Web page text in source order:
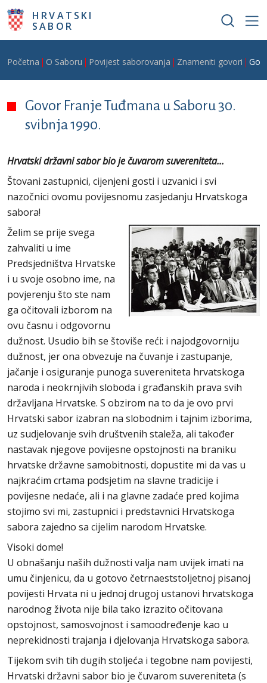
Skoči na glavni sadržaj
HRVATSKI
SABOR
Breadcrumb
Početna O Saboru Povijest saborovanja Znameniti govori
Govor Franje Tuđmana u Saboru 30.
svibnja 1990.
Hrvatski državni sabor bio je čuvarom suvereniteta...
Štovani zastupnici, cijenjeni gosti i uzvanici i svi
nazočnici ovomu povijesnomu zasjedanju Hrvatskoga
sabora!
Želim se prije svega
zahvaliti u ime
Predsjedništva Hrvatske
i u svoje osobno ime, na
povjerenju što ste nam
ga očitovali izborom na
ovu časnu i odgovornu
dužnost. Usudio bih se štoviše reći: i najodgovorniju
dužnost, jer ona obvezuje na čuvanje i zastupanje,
jačanje i osiguranje punoga suvereniteta hrvatskoga
naroda i neokrnjivih sloboda i građanskih prava svih
državljana Hrvatske. S obzirom na to da je ovo prvi
Hrvatski sabor izabran na slobodnim i tajnim izborima,
uz sudjelovanje svih društvenih staleža, ali također
nastavak njegove povijesne opstojnosti na braniku
hrvatske državne samobitnosti, dopustite mi da vas u
najkraćim crtama podsjetim na slavne tradicije i
povijesne nedaće, ali i na glavne zadaće pred kojima
stojimo svi mi, zastupnici i predstavnici Hrvatskoga
sabora zajedno sa cijelim narodom Hrvatske.
Visoki dome!
U obnašanju naših dužnosti valja nam uvijek imati na
umu činjenicu, da u gotovo četrnaeststoljetnoj pisanoj
povijesti Hrvata ni u jednoj drugoj ustanovi hrvatskoga
narodnog života nije bila tako izrazito očitovana
opstojnost, samosvojnost i samoodređenje kao u
neprekidnosti trajanja i djelovanja Hrvatskoga sabora.
Tijekom svih tih dugih stoljeća i tegobne nam povijesti,
Hrvatski državni sabor bio je čuvarom suvereniteta (s